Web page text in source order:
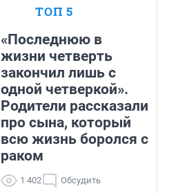
ТОП 5
«Последнюю в
жизни четверть
закончил лишь с
одной четверкой».
Родители рассказали
про сына, который
всю жизнь боролся с
раком
1 402 Обсудить